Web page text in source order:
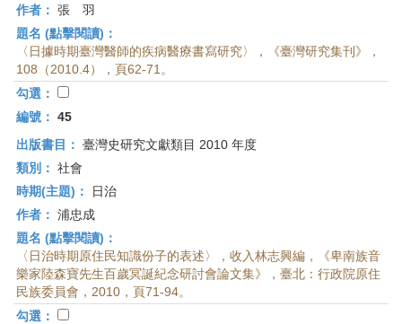
作者： 張 羽
題名 (點擊閱讀)：
〈日據時期臺灣醫師的疾病醫療書寫研究〉，《臺灣研究集刊》，
108（2010.4），頁62-71。
勾選：
編號： 45
出版書目： 臺灣史研究文獻類目 2010 年度
類別： 社會
時期(主題)：
日治
作者： 浦忠成
題名 (點擊閱讀)：
〈日治時期原住民知識份子的表述〉，收入林志興編，《卑南族音
樂家陸森寶先生百歲冥誕紀念研討會論文集》，臺北：行政院原住
民族委員會，2010，頁71-94。
勾選：